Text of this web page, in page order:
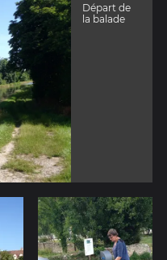
Départ de
la balade